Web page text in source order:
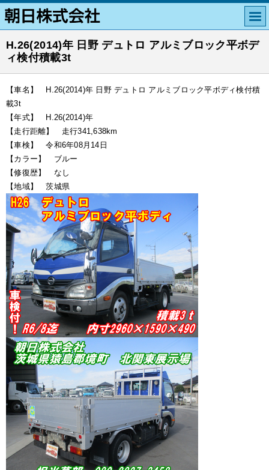
H.26(2014)年 日野 デュトロ アルミブロック平ボデ
ィ検付積載3t
【車名】 H.26(2014)年 日野 デュトロ アルミブロック平ボディ検付積
載3t
【年式】 H.26(2014)年
【走行距離】 走行341,638km
【車検】 令和6年08月14日
【カラー】 ブルー
【修復歴】 なし
【地域】 茨城県